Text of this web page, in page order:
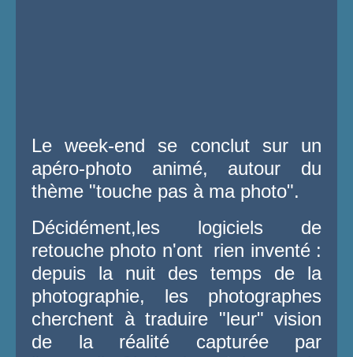
Le week-end se conclut sur un
apéro-photo animé, autour du
thème "touche pas à ma photo".
Décidément,les logiciels de
retouche photo n'ont rien inventé :
depuis la nuit des temps de la
photographie, les photographes
cherchent à traduire "leur" vision
de la réalité capturée par